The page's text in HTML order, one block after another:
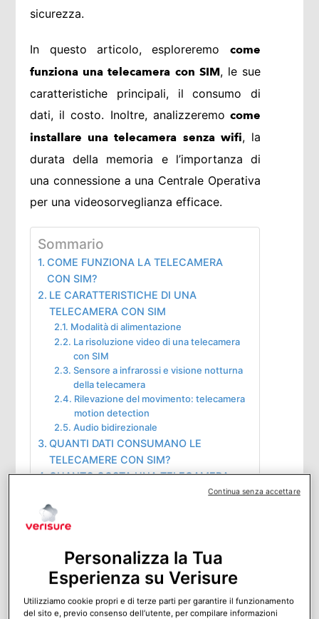
sicurezza.
In questo articolo, esploreremo come
funziona una telecamera con SIM, le sue
caratteristiche principali, il consumo di
dati, il costo. Inoltre, analizzeremo come
installare una telecamera senza wifi, la
durata della memoria e l’importanza di
una connessione a una Centrale Operativa
per una videosorveglianza efficace.
Sommario
COME FUNZIONA LA TELECAMERA
CON SIM?
LE CARATTERISTICHE DI UNA
TELECAMERA CON SIM
Modalità di alimentazione
La risoluzione video di una telecamera
con SIM
Sensore a infrarossi e visione notturna
della telecamera
Rilevazione del movimento: telecamera
motion detection
Audio bidirezionale
QUANTI DATI CONSUMANO LE
TELECAMERE CON SIM?
QUANTO COSTA UNA TELECAMERA
COME METTERE LE TELECAMERE
SENZA WIFI?
TELECAMERE?
VIDEOSORVEGLIANZA COLLEGATA A
CENTRALE OPERATIVA
Mi piace:
Personalizza la Tua
Esperienza su Verisure
Utilizziamo cookie propri e di terze parti per garantire il funzionamento
del sito e, previo consenso dell’utente, per compilare informazioni
Continua senza accettare